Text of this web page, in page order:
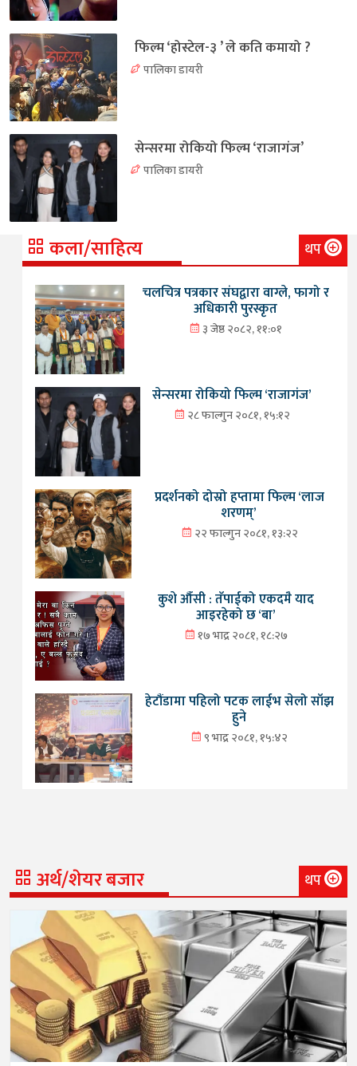
फिल्म ‘होस्टेल-३ ’ ले कति कमायो ?
पालिका डायरी
सेन्सरमा रोकियो फिल्म ‘राजागंज’
पालिका डायरी
कला/साहित्य थप
चलचित्र पत्रकार संघद्वारा वाग्ले, फागो र
अधिकारी पुरस्कृत
३ जेष्ठ २०८२, ११:०१
सेन्सरमा रोकियो फिल्म ‘राजागंज’
२८ फाल्गुन २०८१, १५:१२
प्रदर्शनको दोस्रो हप्तामा फिल्म ‘लाज
शरणम्’
२२ फाल्गुन २०८१, १३:२२
कुशे औँसी : तँपाईको एकदमै याद
आइरहेको छ ‘बा’
१७ भाद्र २०८१, १८:२७
हेटौंडामा पहिलो पटक लाईभ सेलो साँझ
हुने
९ भाद्र २०८१, १५:४२
अर्थ/शेयर बजार थप